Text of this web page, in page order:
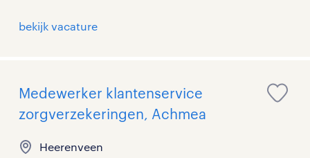
bekijk vacature
Medewerker klantenservice
zorgverzekeringen, Achmea
Heerenveen